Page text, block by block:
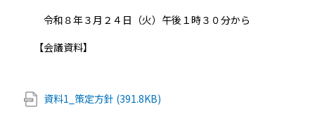
令和８年３月２４日（火）午後１時３０分から
【会議資料】
資料1_策定方針 (391.8KB)